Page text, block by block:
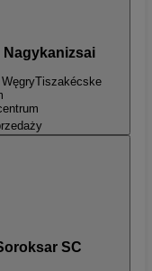
Nagykanizsai
Tiszakécske
SC